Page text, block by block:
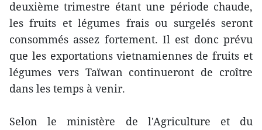
deuxième trimestre étant une période chaude,
les fruits et légumes frais ou surgelés seront
consommés assez fortement. Il est donc prévu
que les exportations vietnamiennes de fruits et
légumes vers Taïwan continueront de croître
dans les temps à venir.
Selon le ministère de l'Agriculture et du